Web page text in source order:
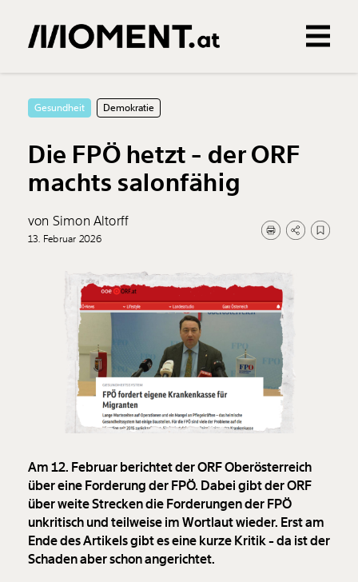
0Treffer
Gesundheit Demokratie
Die FPÖ hetzt - der ORF
machts salonfähig
von Simon Altorff
13. Februar 2026
Am 12. Februar berichtet der ORF Oberösterreich
über eine Forderung der FPÖ. Dabei gibt der ORF
über weite Strecken die Forderungen der FPÖ
unkritisch und teilweise im Wortlaut wieder. Erst am
Ende des Artikels gibt es eine kurze Kritik - da ist der
Schaden aber schon angerichtet.